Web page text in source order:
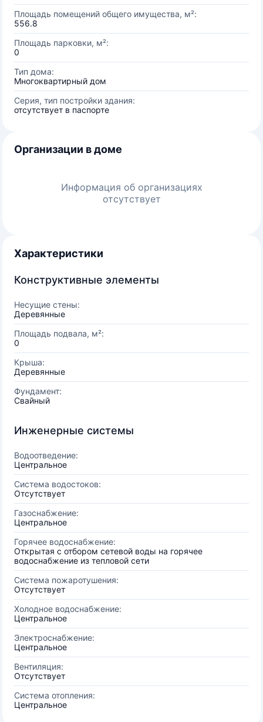
Площадь помещений общего имущества, м²:
556.8
Площадь парковки, м²:
0
Тип дома:
Многоквартирный дом
Серия, тип постройки здания:
отсутствует в паспорте
Организации в доме
Информация об организациях
отсутствует
Характеристики
Конструктивные элементы
Несущие стены:
Деревянные
Площадь подвала, м²:
0
Крыша:
Деревянные
Фундамент:
Свайный
Инженерные системы
Водоотведение:
Центральное
Система водостоков:
Отсутствует
Газоснабжение:
Центральное
Горячее водоснабжение:
Открытая с отбором сетевой воды на горячее
водоснабжение из тепловой сети
Система пожаротушения:
Отсутствует
Холодное водоснабжение:
Центральное
Электроснабжение:
Центральное
Вентиляция:
Отсутствует
Система отопления:
Центральное